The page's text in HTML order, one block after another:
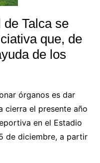
Talca se
que, de
de los
órganos es dar
cierra el presente año
en el Estadio
de diciembre, a partir